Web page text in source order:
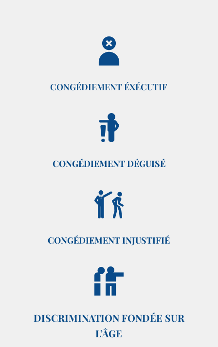
CONGÉDIEMENT ÉXÉCUTIF
CONGÉDIEMENT DÉGUISÉ
CONGÉDIEMENT INJUSTIFIÉ
DISCRIMINATION FONDÉE SUR
L’ÂGE